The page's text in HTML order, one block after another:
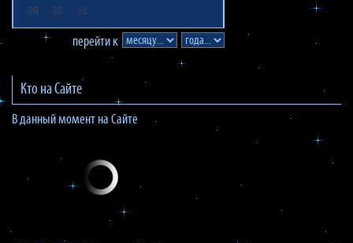
29
30 31
перейти к
Кто на Сайте
В данный момент на Сайте